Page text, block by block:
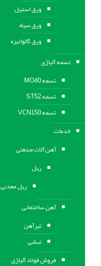
ورق استیل
ورق سیاه
ورق گالوانیزه
تسمه آلیاژی
تسمه MO40
تسمه ST52
تسمه VCN150
خدمات
آهن آلات صنعتی
ریل
ریل معدنی
آهن ساختمانی
تیرآهن
نبشی
فروش فولاد آلیاژی